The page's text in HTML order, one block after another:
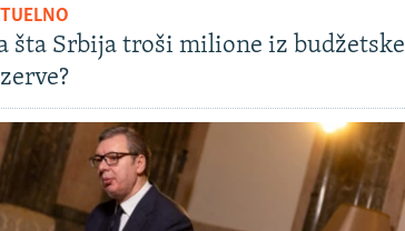
šta Srbija troši milione iz budžetske